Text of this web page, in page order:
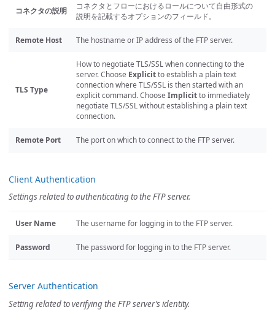
コネクタの説明
コネクタとフローにおけるロールについて自由形式の
説明を記載するオプションのフィールド。
Remote Host The hostname or IP address of the FTP server.
TLS Type
How to negotiate TLS/SSL when connecting to the
server. Choose Explicitto establish a plain text
connection where TLS/SSL is then started with an
explicit command. Choose Implicitto immediately
negotiate TLS/SSL without establishing a plain text
connection.
Remote Port The port on which to connect to the FTP server.
Client Authentication
Settings related to authenticating to the FTP server.
User Name The username for logging in to the FTP server.
Password The password for logging in to the FTP server.
Server Authentication
Setting related to verifying the FTP server’s identity.